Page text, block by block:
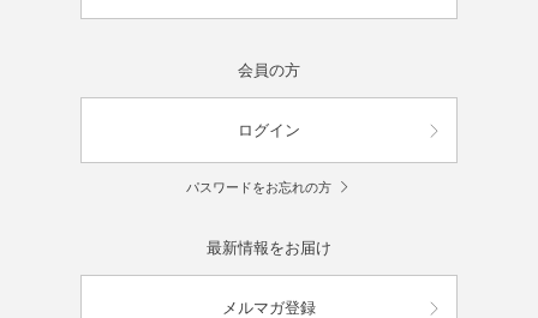
会員の方
ログイン
パスワードをお忘れの方
最新情報をお届け
メルマガ登録